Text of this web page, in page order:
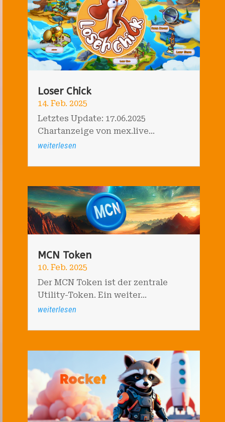
Loser Chick
14. Feb. 2025
Letztes Update: 17.06.2025
Chartanzeige von mex.live...
weiterlesen
MCN Token
10. Feb. 2025
Der MCN Token ist der zentrale
Utility-Token. Ein weiter...
weiterlesen